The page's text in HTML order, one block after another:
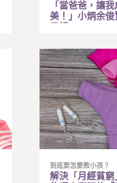
「當爸爸，讓
美！」小炳余
到底要怎麼教小孩？
解決「月經貧